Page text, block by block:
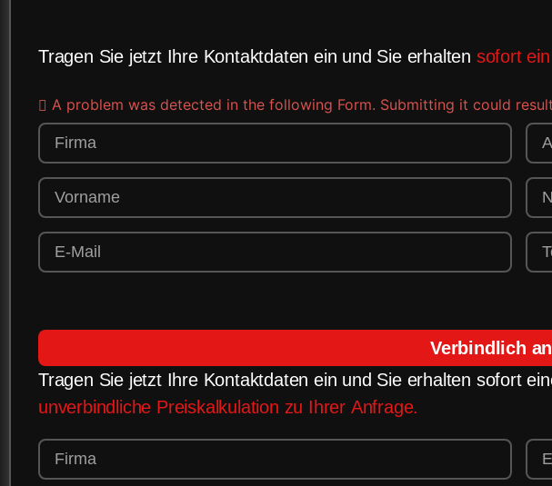
Tragen Sie jetzt Ihre Kontaktdaten ein und Sie erhalten sofort
A problem was detected in the following Form. Submitting it could
Verbindlich
Tragen Sie jetzt Ihre Kontaktdaten ein und Sie erhalten sofort
unverbindliche Preiskalkulation zu Ihrer Anfrage.